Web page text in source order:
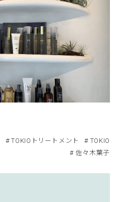
TOKIOトリートメント
TOKIO
佐々木葉子